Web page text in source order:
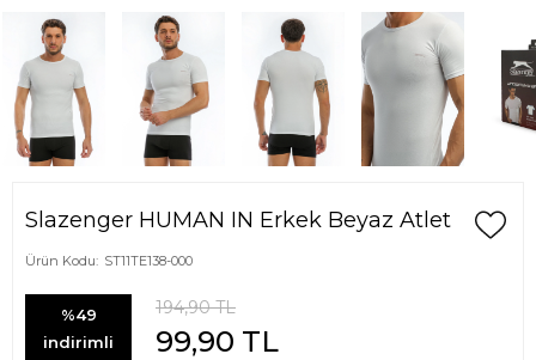
Slazenger HUMAN IN Erkek Beyaz Atlet
Ürün Kodu: ST11TE138-000
%49
indirimli
194,90TL
99,90 TL